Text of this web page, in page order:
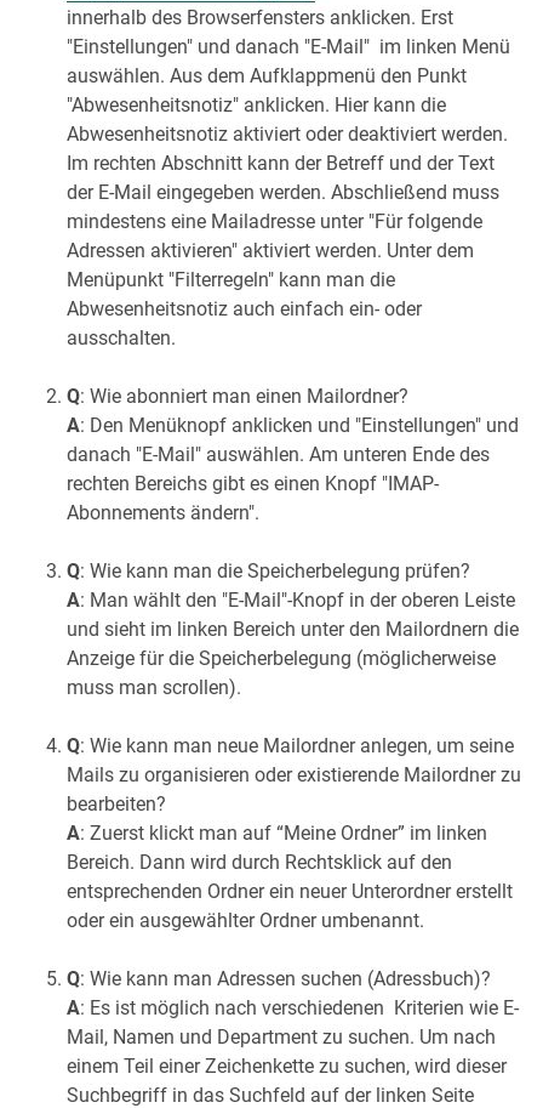
innerhalb des Browserfensters anklicken. Erst
"Einstellungen" und danach "E-Mail" im linken Menü
auswählen. Aus dem Aufklappmenü den Punkt
"Abwesenheitsnotiz" anklicken. Hier kann die
Abwesenheitsnotiz aktiviert oder deaktiviert werden.
Im rechten Abschnitt kann der Betreff und der Text
der E-Mail eingegeben werden. Abschließend muss
mindestens eine Mailadresse unter "Für folgende
Adressen aktivieren" aktiviert werden. Unter dem
Menüpunkt "Filterregeln" kann man die
Abwesenheitsnotiz auch einfach ein- oder
ausschalten.
Q: Wie abonniert man einen Mailordner?
A: Den Menüknopf anklicken und "Einstellungen" und
danach "E-Mail" auswählen. Am unteren Ende des
rechten Bereichs gibt es einen Knopf "IMAP-
Abonnements ändern".
Q: Wie kann man die Speicherbelegung prüfen?
A: Man wählt den "E-Mail"-Knopf in der oberen Leiste
und sieht im linken Bereich unter den Mailordnern die
Anzeige für die Speicherbelegung (möglicherweise
muss man scrollen).
Q: Wie kann man neue Mailordner anlegen, um seine
Mails zu organisieren oder existierende Mailordner zu
bearbeiten?
A: Zuerst klickt man auf “Meine Ordner” im linken
Bereich. Dann wird durch Rechtsklick auf den
entsprechenden Ordner ein neuer Unterordner erstellt
oder ein ausgewählter Ordner umbenannt.
Q: Wie kann man Adressen suchen (Adressbuch)?
A: Es ist möglich nach verschiedenen Kriterien wie E-
Mail, Namen und Department zu suchen. Um nach
einem Teil einer Zeichenkette zu suchen, wird dieser
Suchbegriff in das Suchfeld auf der linken Seite